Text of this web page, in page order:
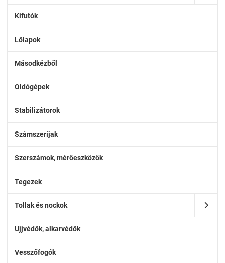
Kifutók
Lőlapok
Másodkézből
Oldógépek
Stabilizátorok
Számszeríjak
Szerszámok, mérőeszközök
Tegezek
Tollak és nockok
Ujjvédők, alkarvédők
Vesszőfogók